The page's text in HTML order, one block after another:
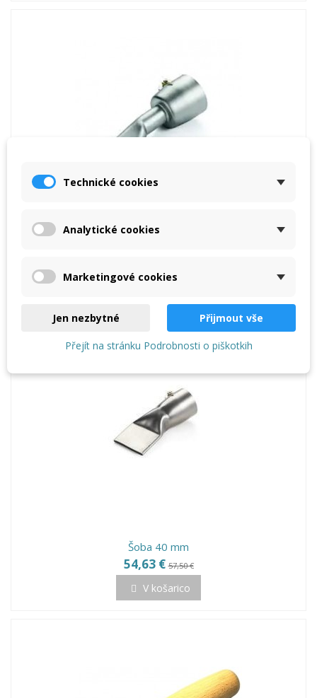
V košarico
Na razprodaji!
Šoba 40 mm
54,63 €57,50 €
V košarico
Technické cookies
Analytické cookies
Marketingové cookies
Jen nezbytné Přijmout vše
Přejít na stránku Podrobnosti o piškotkih